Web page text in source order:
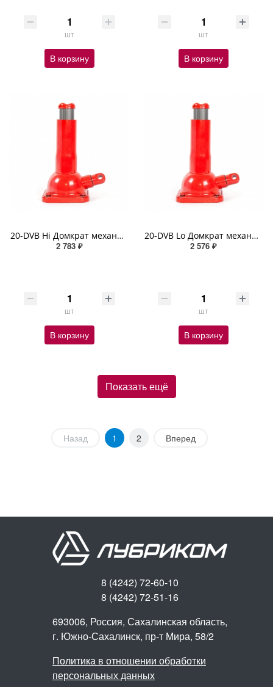
шт
В корзину
шт
В корзину
20-DVB Hi Домкрат механический AUTOPROFI, винтовой, бутылочный, 2т., высота подъёма 215 - 485 мм
2 783 ₽
шт
В корзину
20-DVB Lo Домкрат механический AUTOPROFI, винтовой, бутылочный, 2т., высота подъёма 150 - 310 мм
2 576 ₽
шт
В корзину
Показать ещё
Назад 1 2 Вперед
8 (4242) 72-60-10
8 (4242) 72-51-16
693006, Россия, Сахалинская область,
г. Южно-Сахалинск, пр-т Мира, 58/2
Политика в отношении обработки
персональных данных